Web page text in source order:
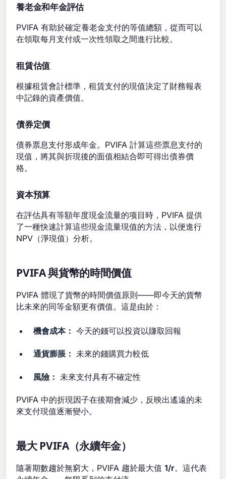
養老金和年金評估
PVIFA 有助於確定養老金支付的等值總額，從而可以
在領取每月支付或一次性領取之間進行比較。
租賃估值
根據租賃會計標準，租賃支付的現值決定了財務報表
中記錄的資產價值。
債券定價
債券票息支付形成年金。PVIFA 計算這些票息支付的
現值，將其與折現後的面值相結合即可得出債券價
格。
資本預算
在評估具有等額年度現金流量的项目時，PVIFA 提供
了一種快速計算這些現金流量現值的方法，以便進行
NPV（淨現值）分析。
PVIFA 與貨幣的時間價值
PVIFA 體現了貨幣的時間價值原則——即今天的貨幣
比未來的同等金額更有價值。這是由於：
機會成本： 今天的錢可以投資以賺取回報
通貨膨脹： 未來的錢購買力較低
風險： 未來支付具有不確定性
PVIFA 中的折現因子在後期會減少，反映出遙遠的未
來支付現值逐漸變小。
最大 PVIFA（永續年金）
隨著期數趨於無窮大，PVIFA 趨於最大值1/r。這代表